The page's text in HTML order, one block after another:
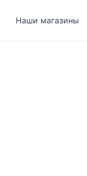
Наши магазины